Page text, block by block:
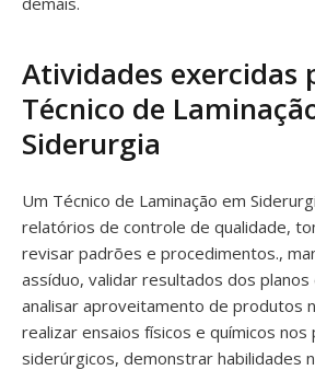
Atividades exercidas
Técnico de
Siderurgia
Um Técnico de Laminação em
relatórios de controle de qualidade,
revisar padrões e procedimentos.,
assíduo, validar resultados dos
analisar aproveitamento de produtos
realizar ensaios físicos e químicos nos
siderúrgicos, demonstrar habilidades